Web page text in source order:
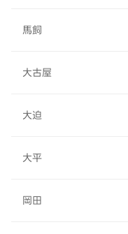
馬飼
大古屋
大迫
大平
岡田